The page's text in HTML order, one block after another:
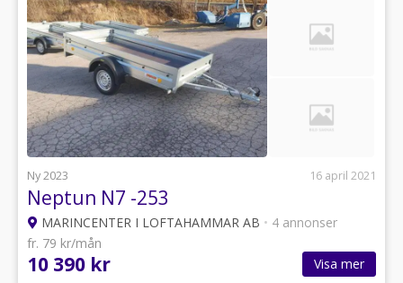
Ny 2023 16 april 2021
Neptun N7 -253
MARINCENTER I LOFTAHAMMAR AB • 4 annonser
fr. 79 kr/mån
10 390 kr Visa mer